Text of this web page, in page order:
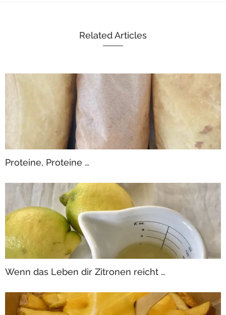
Related Articles
Proteine, Proteine …
Wenn das Leben dir Zitronen reicht …